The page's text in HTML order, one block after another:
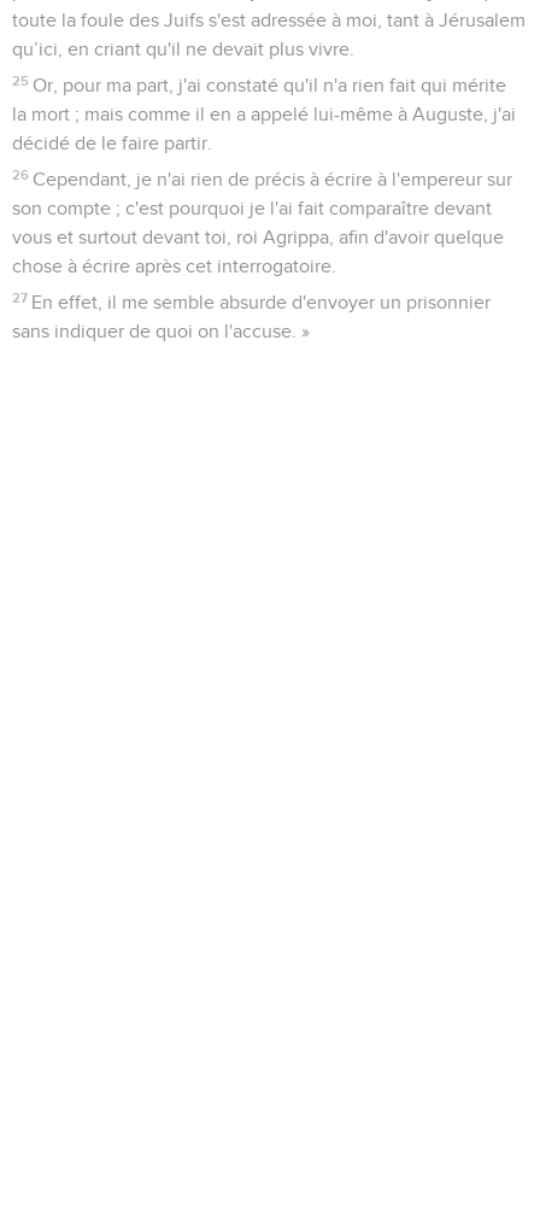
toute la foule des Juifs s'est adressée à moi, tant à Jérusalem
qu’ici, en criant qu'il ne devait plus vivre.
25 Or, pour ma part, j'ai constaté qu'il n'a rien fait qui mérite
la mort ; mais comme il en a appelé lui-même à Auguste, j'ai
décidé de le faire partir.
26 Cependant, je n'ai rien de précis à écrire à l'empereur sur
son compte ; c'est pourquoi je l'ai fait comparaître devant
vous et surtout devant toi, roi Agrippa, afin d'avoir quelque
chose à écrire après cet interrogatoire.
27 En effet, il me semble absurde d'envoyer un prisonnier
sans indiquer de quoi on l'accuse. »